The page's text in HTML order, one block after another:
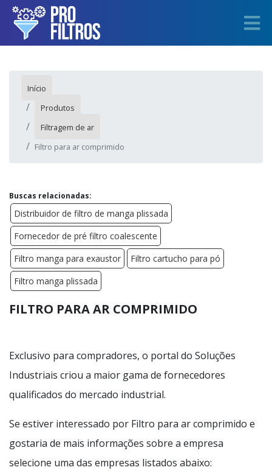
Início
Produtos
Filtragem de ar
Filtro para ar comprimido
Buscas relacionadas:
Distribuidor de filtro de manga plissada
Fornecedor de pré filtro coalescente
Filtro manga para exaustor
Filtro cartucho para pó
Filtro manga plissada
FILTRO PARA AR COMPRIMIDO
Exclusivo para compradores, o portal do Soluções
Industriais criou a maior gama de fornecedores
qualificados do mercado industrial.
Se estiver interessado por Filtro para ar comprimido e
gostaria de mais informações sobre a empresa
selecione uma das empresas listados abaixo: